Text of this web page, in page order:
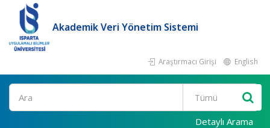
Akademik Veri Yönetim Sistemi
Araştırmacı Girişi English
Ara
Detaylı Arama